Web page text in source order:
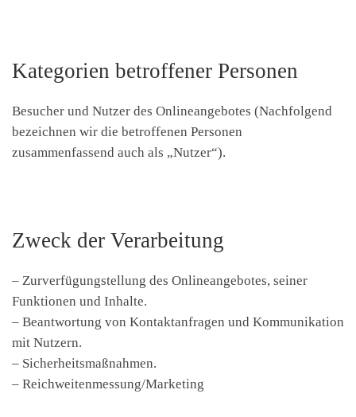
Kategorien betroffener Personen
Besucher und Nutzer des Onlineangebotes (Nachfolgend
bezeichnen wir die betroffenen Personen
zusammenfassend auch als „Nutzer“).
Zweck der Verarbeitung
– Zurverfügungstellung des Onlineangebotes, seiner
Funktionen und Inhalte.
– Beantwortung von Kontaktanfragen und Kommunikation
mit Nutzern.
– Sicherheitsmaßnahmen.
– Reichweitenmessung/Marketing